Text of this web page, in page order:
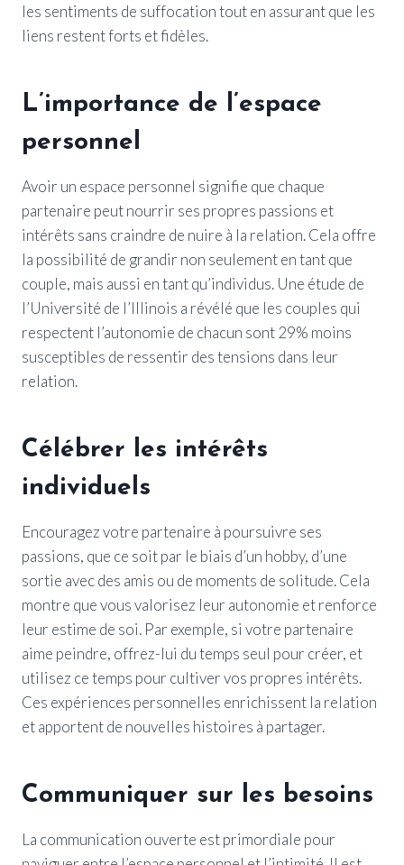
les sentiments de suffocation tout en assurant que les
liens restent forts et fidèles.
L’importance de l’espace
personnel
Avoir un espace personnel signifie que chaque
partenaire peut nourrir ses propres passions et
intérêts sans craindre de nuire à la relation. Cela offre
la possibilité de grandir non seulement en tant que
couple, mais aussi en tant qu’individus. Une étude de
l’Université de l’Illinois a révélé que les couples qui
respectent l’autonomie de chacun sont 29% moins
susceptibles de ressentir des tensions dans leur
relation.
Célébrer les intérêts
individuels
Encouragez votre partenaire à poursuivre ses
passions, que ce soit par le biais d’un hobby, d’une
sortie avec des amis ou de moments de solitude. Cela
montre que vous valorisez leur autonomie et renforce
leur estime de soi. Par exemple, si votre partenaire
aime peindre, offrez-lui du temps seul pour créer, et
utilisez ce temps pour cultiver vos propres intérêts.
Ces expériences personnelles enrichissent la relation
et apportent de nouvelles histoires à partager.
Communiquer sur les besoins
La communication ouverte est primordiale pour